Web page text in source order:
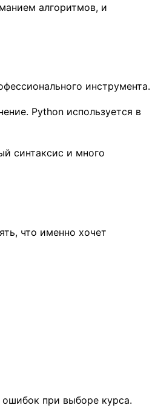
алгоритмов, и
инструмента.
Python используется в
синтаксис и много
что именно хочет
при выборе курса.